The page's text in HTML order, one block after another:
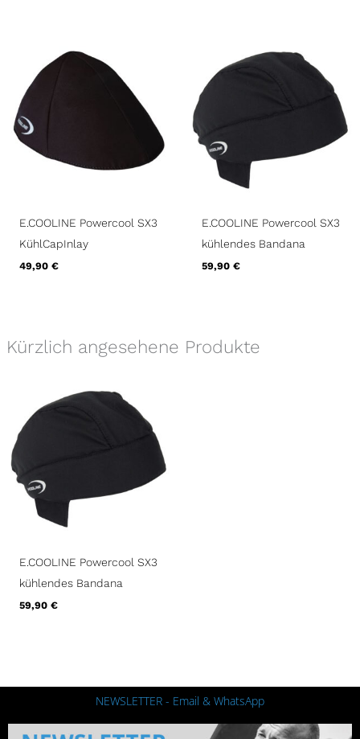
E.COOLINE Powercool SX3
KühlCapInlay
49,90€
E.COOLINE Powercool SX3
kühlendes Bandana
59,90 €
Kürzlich angesehene Produkte
E.COOLINE Powercool SX3
kühlendes Bandana
59,90€
NEWSLETTER - Email & WhatsApp